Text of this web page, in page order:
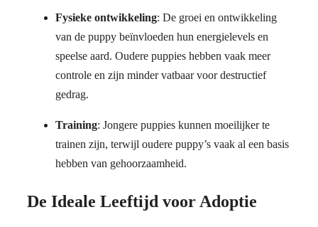
Fysieke ontwikkeling: De groei en ontwikkeling
van de puppy beïnvloeden hun energielevels en
speelse aard. Oudere puppies hebben vaak meer
controle en zijn minder vatbaar voor destructief
gedrag.
Training: Jongere puppies kunnen moeilijker te
trainen zijn, terwijl oudere puppy’s vaak al een basis
hebben van gehoorzaamheid.
De Ideale Leeftijd voor Adoptie